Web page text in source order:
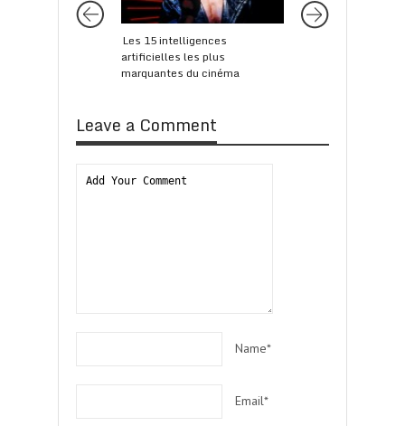
Les 15 intelligences
artificielles les plus
marquantes du cinéma
Leave a Comment
Name*
Email*